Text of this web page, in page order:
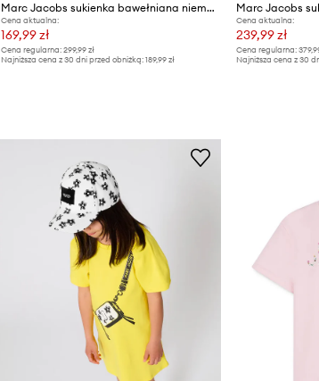
Marc Jacobs sukienka bawełniana niemowlęca
Cena aktualna:
169,99 zł
Cena regularna: 299,99 zł
Najniższa cena z 30 dni przed obniżką: 189,99 zł
Cena aktualna:
239,99 zł
Cena regularna:
Najniższa cena z 30